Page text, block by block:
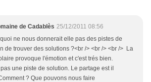
de Cadablès 25/12/2011 08:56
ne nous donnerait elle pas des pistes de
de trouver des solutions ?<br /> <br /> <br /> La
provoque l'émotion et c'est trés bien.
une piste de solution. Le partage est il
? Que pouvons nous faire